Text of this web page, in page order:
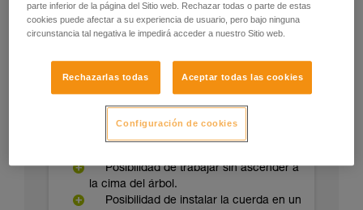
Posibilidad de trabajar sin ascender a
la cima del árbol.
Posibilidad de instalar la cuerda en un
parte inferior de la página del Sitio web. Rechazar todas o parte de estas
cookies puede afectar a su experiencia de usuario, pero bajo ninguna
circunstancia tal negativa le impedirá acceder a nuestro Sitio web.
Rechazarlas todas Aceptar todas las cookies
Configuración de cookies